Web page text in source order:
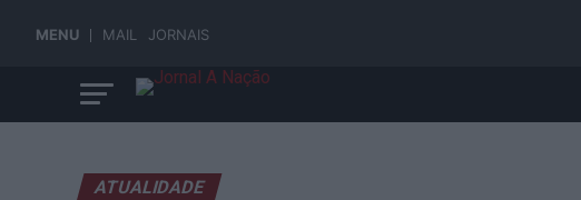
MENU MAIL JORNAIS
ATUALIDADE